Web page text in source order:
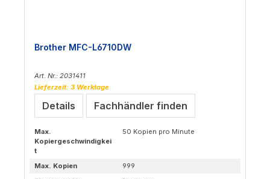
Brother MFC-L6710DW
Art. Nr.: 2031411
Lieferzeit: 3 Werktage
Details Fachhändler finden
Max.
Kopiergeschwindigkei
t
50 Kopien pro Minute
Max. Kopien
999